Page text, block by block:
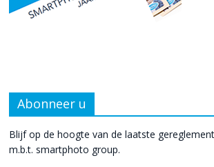
Abonneer u
Blijf op de hoogte van de laatste
m.b.t. smartphoto group.